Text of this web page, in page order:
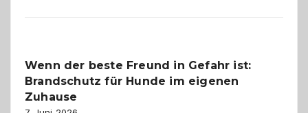
und
herzlich
Wenn der beste Freund in Gefahr ist:
Brandschutz für Hunde im eigenen
Zuhause